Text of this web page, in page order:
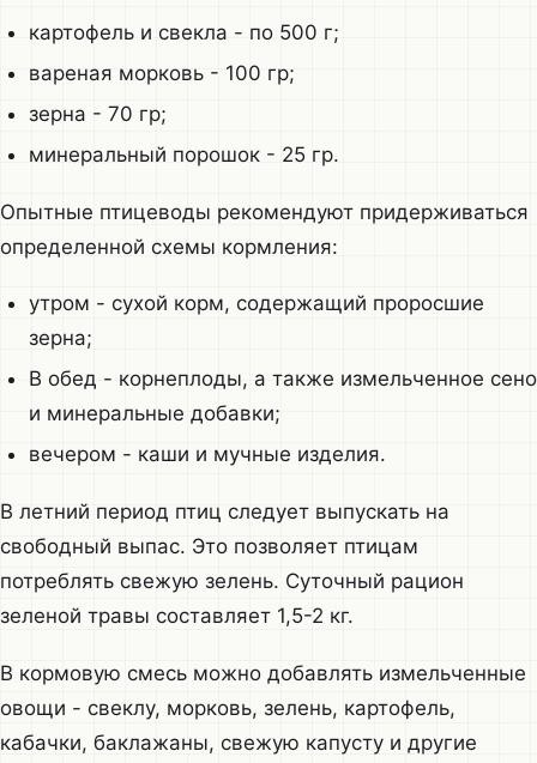
картофель и свекла - по 500 г;
вареная морковь - 100 гр;
зерна - 70 гр;
минеральный порошок - 25 гр.
Опытные птицеводы рекомендуют придерживаться
определенной схемы кормления:
утром - сухой корм, содержащий проросшие
зерна;
В обед - корнеплоды, а также измельченное сено
и минеральные добавки;
вечером - каши и мучные изделия.
В летний период птиц следует выпускать на
свободный выпас. Это позволяет птицам
потреблять свежую зелень. Суточный рацион
зеленой травы составляет 1,5-2 кг.
В кормовую смесь можно добавлять измельченные
овощи - свеклу, морковь, зелень, картофель,
кабачки, баклажаны, свежую капусту и другие